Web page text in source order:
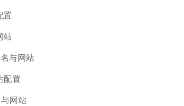
置
站
与网站
配置
网站